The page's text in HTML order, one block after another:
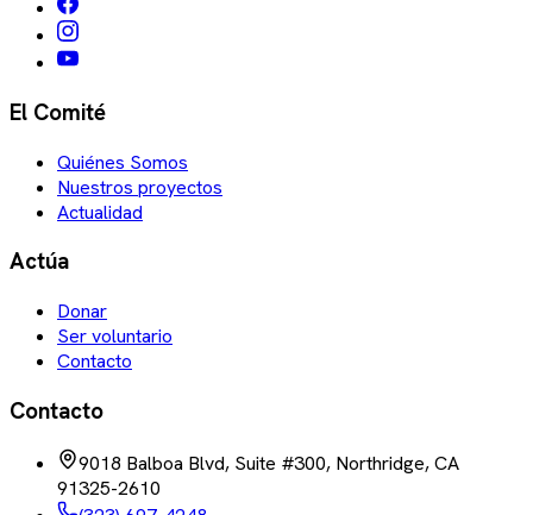
El Comité
Quiénes Somos
Nuestros proyectos
Actualidad
Actúa
Donar
Ser voluntario
Contacto
Contacto
9018 Balboa Blvd, Suite #300, Northridge, CA
91325-2610